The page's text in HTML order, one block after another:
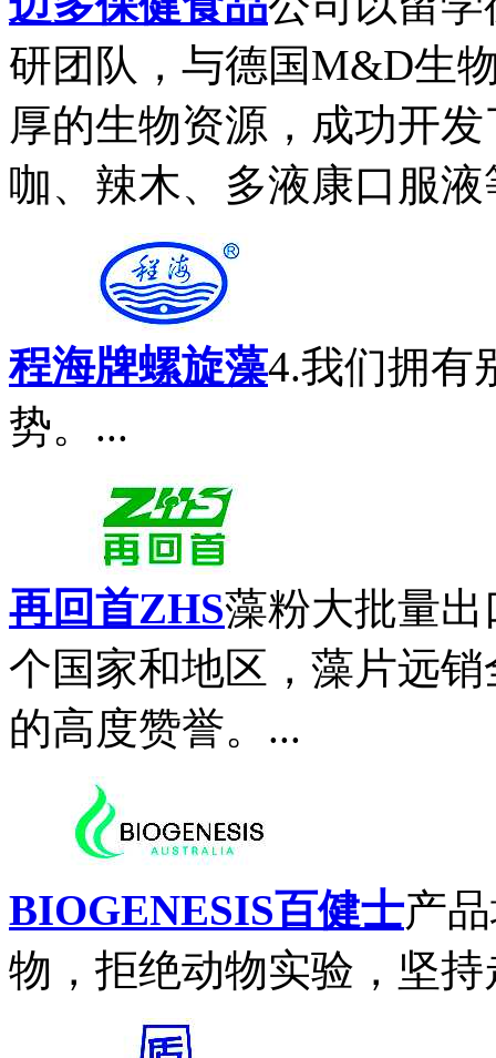
研团队，与德国M&D生
厚的生物资源，成功开
咖、辣木、多液康口服
程海牌螺旋藻4.我们拥有
势。...
再回首ZHS藻粉大批量
个国家和地区，藻片远
的高度赞誉。...
BIOGENESIS百健士产
物，拒绝动物实验，坚